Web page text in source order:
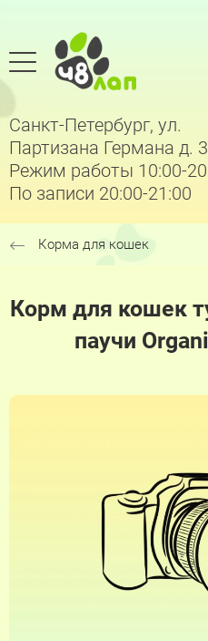
Санкт-Петербург, ул.
Партизана Германа д.
Режим работы 10:00-
По записи 20:00-21:00
Корма для кошек
Корм для кошек
паучи